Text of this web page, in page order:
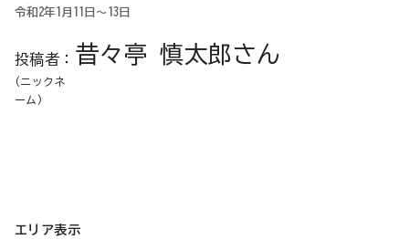
令和2年1月11日〜13日
投稿者： 昔々亭 慎太郎さん
(ニックネ
ーム)
エリア表示